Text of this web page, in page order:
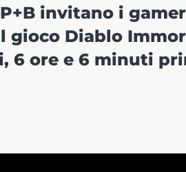
invitano i
gioco Diablo
6 ore e 6 minuti